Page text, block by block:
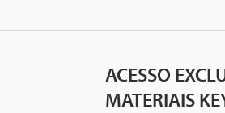
ACESSO
MATERIAIS